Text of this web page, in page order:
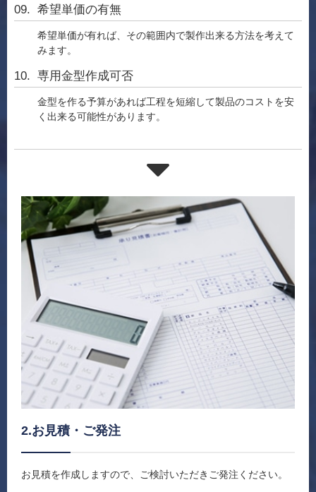
希望単価の有無
希望単価が有れば、その範囲内で製作出来る方法を考えて
みます。
専用金型作成可否
金型を作る予算があれば工程を短縮して製品のコストを安
く出来る可能性があります。
2.お見積・ご発注
お見積を作成しますので、ご検討いただきご発注ください。